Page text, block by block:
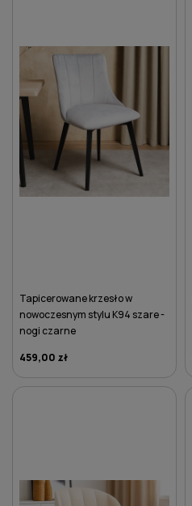
Tapicerowane krzesło w
nowoczesnym stylu K94 szare -
nogi czarne
459,00 zł